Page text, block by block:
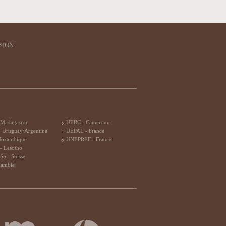
Uruguay/Argentine
Lesotho
- Suisse
UEBC - Cameroun
UEPAL - France
UNEPREF - France